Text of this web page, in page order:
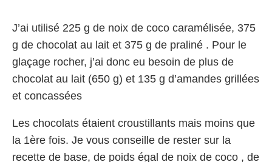
J’ai utilisé 225 g de noix de coco caramélisée, 375
g de chocolat au lait et 375 g de praliné . Pour le
glaçage rocher, j’ai donc eu besoin de plus de
chocolat au lait (650 g) et 135 g d’amandes grillées
et concassées
Les chocolats étaient croustillants mais moins que
la 1ère fois. Je vous conseille de rester sur la
recette de base, de poids égal de noix de coco , de